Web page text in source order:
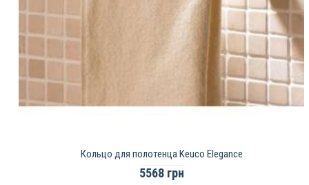
Кольцо для полотенца Keuco Elegance
5568 грн